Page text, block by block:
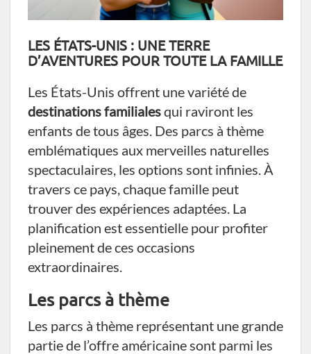
LES ÉTATS-UNIS : UNE TERRE
D’AVENTURES POUR TOUTE LA FAMILLE
Les États-Unis offrent une variété de
destinations familialesqui raviront les
enfants de tous âges. Des parcs à thème
emblématiques aux merveilles naturelles
spectaculaires, les options sont infinies. À
travers ce pays, chaque famille peut
trouver des expériences adaptées. La
planification est essentielle pour profiter
pleinement de ces occasions
extraordinaires.
Les parcs à thème
Les parcs à thème représentant une grande
partie de l’offre américaine sont parmi les